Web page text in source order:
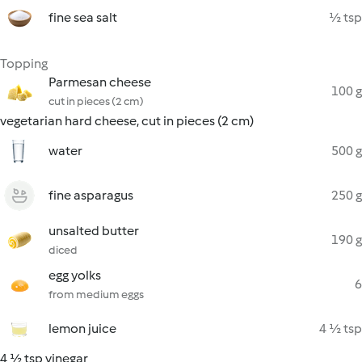
fine sea salt ½ tsp
Topping
Parmesan cheese
cut in pieces (2 cm)
100 g
vegetarian hard cheese, cut in pieces (2 cm)
water
500 g
fine asparagus 250 g
unsalted butter
diced
190 g
egg yolks
from medium eggs
6
lemon juice
4 ½ tsp
4 ½ tsp vinegar